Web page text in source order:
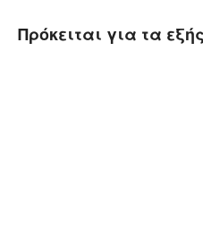
Πρόκειται για τα